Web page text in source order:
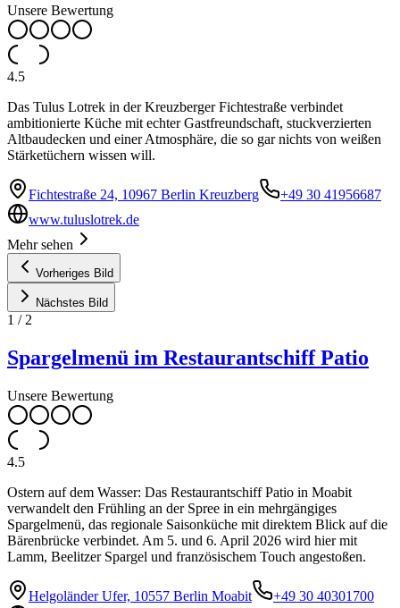
Unsere Bewertung
4.5
Das Tulus Lotrek in der Kreuzberger Fichtestraße verbindet
ambitionierte Küche mit echter Gastfreundschaft, stuckverzierten
Altbaudecken und einer Atmosphäre, die so gar nichts von weißen
Stärketüchern wissen will.
Fichtestraße 24, 10967 Berlin Kreuzberg
+49 30 41956687
www.tuluslotrek.de
Mehr sehen
Vorheriges Bild
Nächstes Bild
1 / 2
Spargelmenü im Restaurantschiff Patio
Unsere Bewertung
4.5
Ostern auf dem Wasser: Das Restaurantschiff Patio in Moabit
verwandelt den Frühling an der Spree in ein mehrgängiges
Spargelmenü, das regionale Saisonküche mit direktem Blick auf die
Bärenbrücke verbindet. Am 5. und 6. April 2026 wird hier mit
Lamm, Beelitzer Spargel und französischem Touch angestoßen.
Helgoländer Ufer, 10557 Berlin Moabit
+49 30 40301700